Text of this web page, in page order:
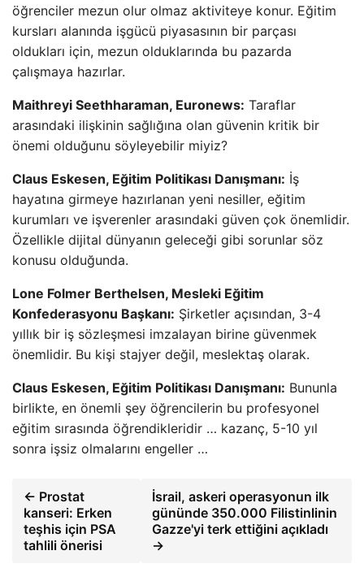
öğrenciler mezun olur olmaz aktiviteye konur. Eğitim
kursları alanında işgücü piyasasının bir parçası
oldukları için, mezun olduklarında bu pazarda
çalışmaya hazırlar.
Maithreyi Seethharaman, Euronews: Taraflar
arasındaki ilişkinin sağlığına olan güvenin kritik bir
önemi olduğunu söyleyebilir miyiz?
Claus Eskesen, Eğitim Politikası Danışmanı: İş
hayatına girmeye hazırlanan yeni nesiller, eğitim
kurumları ve işverenler arasındaki güven çok önemlidir.
Özellikle dijital dünyanın geleceği gibi sorunlar söz
konusu olduğunda.
Lone Folmer Berthelsen, Mesleki Eğitim
Konfederasyonu Başkanı: Şirketler açısından, 3-4
yıllık bir iş sözleşmesi imzalayan birine güvenmek
önemlidir. Bu kişi stajyer değil, meslektaş olarak.
Claus Eskesen, Eğitim Politikası Danışmanı: Bununla
birlikte, en önemli şey öğrencilerin bu profesyonel
eğitim sırasında öğrendikleridir … kazanç, 5-10 yıl
sonra işsiz olmalarını engeller …
← Prostat
kanseri: Erken
teşhis için PSA
tahlili önerisi
İsrail, askeri operasyonun ilk
gününde 350.000 Filistinlinin
Gazze'yi terk ettiğini açıkladı
→